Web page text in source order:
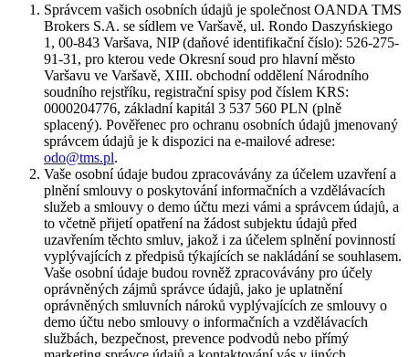
Správcem vašich osobních údajů je společnost OANDA TMS
Brokers S.A. se sídlem ve Varšavě, ul. Rondo Daszyńskiego
1, 00-843 Varšava, NIP (daňové identifikační číslo): 526-275-
91-31, pro kterou vede Okresní soud pro hlavní město
Varšavu ve Varšavě, XIII. obchodní oddělení Národního
soudního rejstříku, registrační spisy pod číslem KRS:
0000204776, základní kapitál 3 537 560 PLN (plně
splacený). Pověřenec pro ochranu osobních údajů jmenovaný
správcem údajů je k dispozici na e-mailové adrese:
odo@tms.pl.
Vaše osobní údaje budou zpracovávány za účelem uzavření a
plnění smlouvy o poskytování informačních a vzdělávacích
služeb a smlouvy o demo účtu mezi vámi a správcem údajů, a
to včetně přijetí opatření na žádost subjektu údajů před
uzavřením těchto smluv, jakož i za účelem splnění povinností
vyplývajících z předpisů týkajících se nakládání se souhlasem.
Vaše osobní údaje budou rovněž zpracovávány pro účely
oprávněných zájmů správce údajů, jako je uplatnění
oprávněných smluvních nároků vyplývajících ze smlouvy o
demo účtu nebo smlouvy o informačních a vzdělávacích
službách, bezpečnost, prevence podvodů nebo přímý